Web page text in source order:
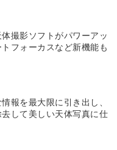
撮影ソフトがパワーアッ
フォーカスなど新機能も
報を最大限に引き出し、
して美しい天体写真に仕